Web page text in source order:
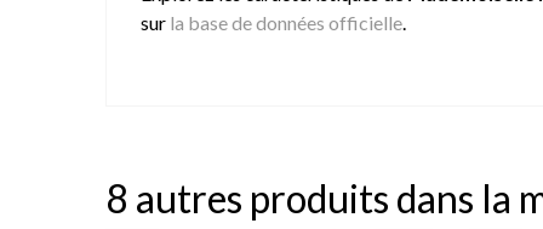
sur la base de données officielle.
8 autres produits dans la